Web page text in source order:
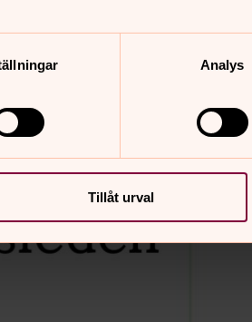
Analys
Tillåt urval